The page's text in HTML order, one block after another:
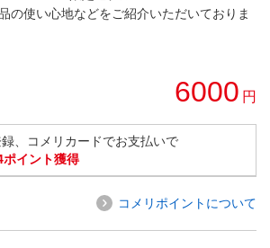
の使い心地などをご紹介いただいておりま
6000 円
、コメリカードでお支払いで
ポイント獲得
コメリポイントについて